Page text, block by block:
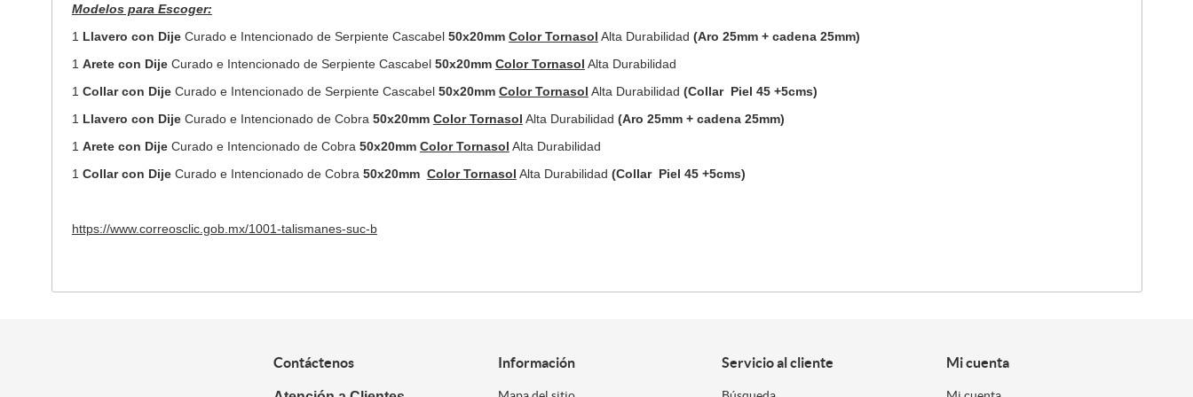
Modelos para Escoger:
1 Llavero con DijeCurado e Intencionado de Serpiente Cascabel 50x20mm Color Tornasol Alta Durabilidad (Aro 25mm + cadena 25mm)
1 Arete con DijeCurado e Intencionado de Serpiente Cascabel 50x20mm Color Tornasol Alta Durabilidad
1 Collar con DijeCurado e Intencionado de Serpiente Cascabel 50x20mm Color Tornasol Alta Durabilidad (Collar Piel 45 +5cms)
1 Llavero con DijeCurado e Intencionado de Cobra 50x20mm Color Tornasol Alta Durabilidad (Aro 25mm + cadena 25mm)
1 Arete con DijeCurado e Intencionado de Cobra 50x20mm Color Tornasol Alta Durabilidad
1 Collar con DijeCurado e Intencionado de Cobra 50x20mm Color Tornasol Alta Durabilidad (Collar Piel 45 +5cms)
https://www.correosclic.gob.mx/1001-talismanes-suc-b
Contáctenos Información Servicio al cliente Mi cuenta